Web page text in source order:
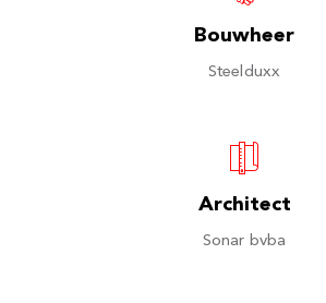
Bouwheer
Steelduxx
Architect
Sonar bvba